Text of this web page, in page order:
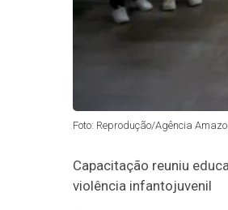
Foto: Reprodução/Agência
Capacitação reuniu
violência infantojuvenil